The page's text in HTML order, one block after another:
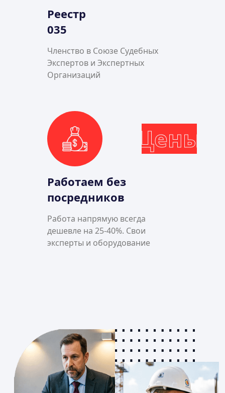
Реестр
035
Членство в Союзе Судебных
Экспертов и Экспертных
Организаций
Цены
Работаем без
посредников
Работа напрямую всегда
дешевле на 25-40%. Свои
эксперты и оборудование